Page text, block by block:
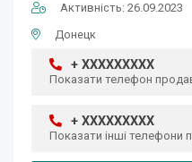
Активність: 26.09.2023
Донецк
+ XXXXXXXXX
Показати телефон
+ XXXXXXXXX
Показати інші телефони